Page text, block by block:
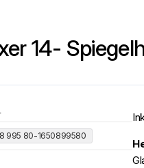
14-
995 80-1650899580